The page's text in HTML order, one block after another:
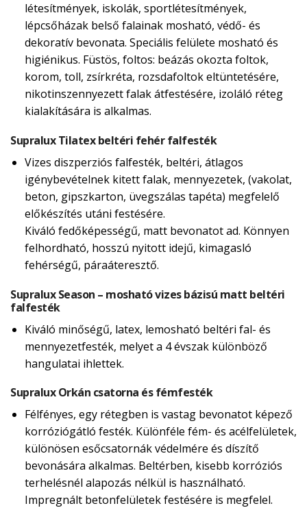
létesítmények, iskolák, sportlétesítmények,
lépcsőházak belső falainak mosható, védő- és
dekoratív bevonata. Speciális felülete mosható és
higiénikus. Füstös, foltos: beázás okozta foltok,
korom, toll, zsírkréta, rozsdafoltok eltüntetésére,
nikotinszennyezett falak átfestésére, izoláló réteg
kialakítására is alkalmas.
Supralux Tilatex beltéri fehér falfesték
Vizes diszperziós falfesték, beltéri, átlagos
igénybevételnek kitett falak, mennyezetek, (vakolat,
beton, gipszkarton, üvegszálas tapéta) megfelelő
előkészítés utáni festésére.
Kiváló fedőképességű, matt bevonatot ad. Könnyen
felhordható, hosszú nyitott idejű, kimagasló
fehérségű, páraáteresztő.
Supralux Season – mosható vizes bázisú matt beltéri
falfesték
Kiváló minőségű, latex, lemosható beltéri fal- és
mennyezetfesték, melyet a 4 évszak különböző
hangulatai ihlettek.
Supralux Orkán csatorna és fémfesték
Félfényes, egy rétegben is vastag bevonatot képező
korróziógátló festék. Különféle fém- és acélfelületek,
különösen esőcsatornák védelmére és díszítő
bevonására alkalmas. Beltérben, kisebb korróziós
terhelésnél alapozás nélkül is használható.
Impregnált betonfelületek festésére is megfelel.